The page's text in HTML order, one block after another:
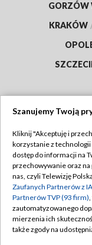
GORZÓW
KRAKÓW
Abonament TVP
Emisja w TVP
Centrum
Naziemna
Szanujemy Twoją
Kliknij "Akceptuję i
korzystanie z
dostęp do informacji na
przechowywanie oraz
nas, czyli Telewizję
Zaufanych Partnerów z
Partnerów TVP (93 firm)
zautomatyzowanego
mierzenia ich
także zgody na